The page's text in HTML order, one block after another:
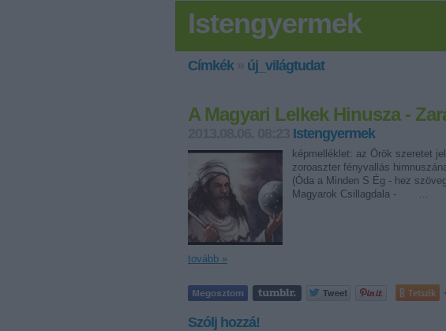
Istengyermek
Címkék» új_világtudat
A Magyari Lelkek Hinusza -
Istengyermek
képmelléklet: az Örök szeretet
zoroaszter fényvallás
(Óda a Minden S Ég - hez
Magyarok Csillagdala - …
tovább »
Tetszik
Szólj hozzá!